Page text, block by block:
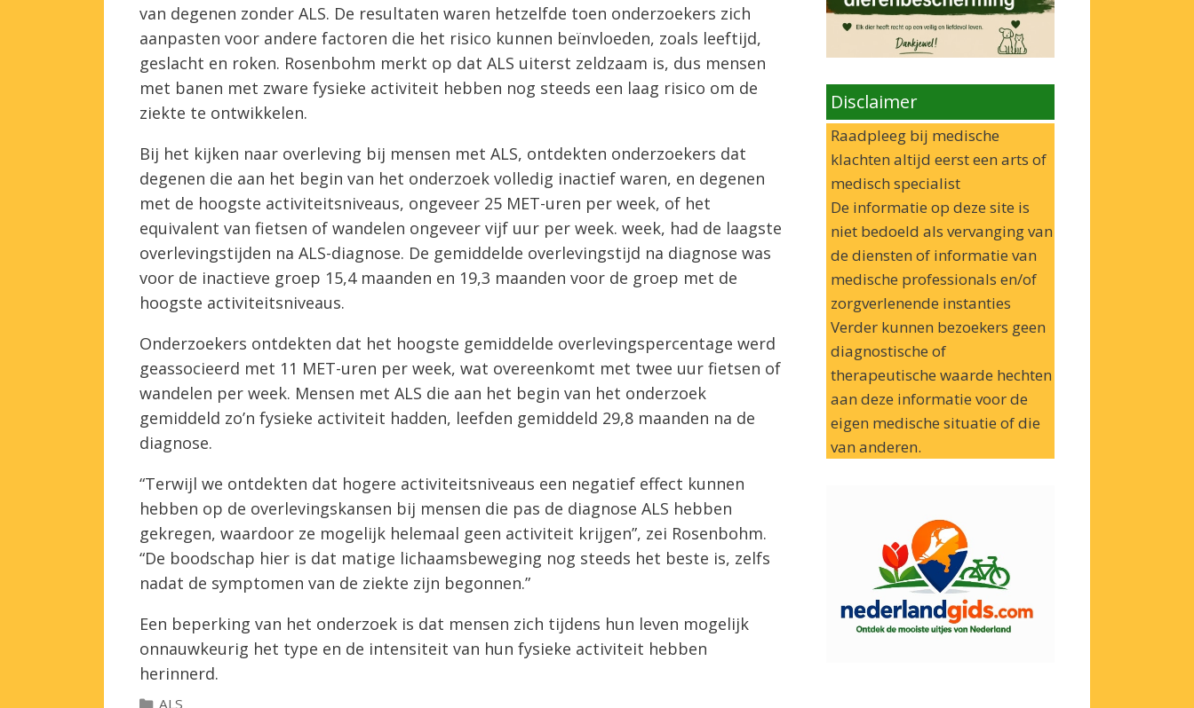
van degenen zonder ALS. De resultaten waren hetzelfde toen onderzoekers zich
aanpasten voor andere factoren die het risico kunnen beïnvloeden, zoals leeftijd,
geslacht en roken. Rosenbohm merkt op dat ALS uiterst zeldzaam is, dus mensen
met banen met zware fysieke activiteit hebben nog steeds een laag risico om de
ziekte te ontwikkelen.
Bij het kijken naar overleving bij mensen met ALS, ontdekten onderzoekers dat
degenen die aan het begin van het onderzoek volledig inactief waren, en degenen
met de hoogste activiteitsniveaus, ongeveer 25 MET-uren per week, of het
equivalent van fietsen of wandelen ongeveer vijf uur per week. week, had de laagste
overlevingstijden na ALS-diagnose. De gemiddelde overlevingstijd na diagnose was
voor de inactieve groep 15,4 maanden en 19,3 maanden voor de groep met de
hoogste activiteitsniveaus.
Onderzoekers ontdekten dat het hoogste gemiddelde overlevingspercentage werd
geassocieerd met 11 MET-uren per week, wat overeenkomt met twee uur fietsen of
wandelen per week. Mensen met ALS die aan het begin van het onderzoek
gemiddeld zo’n fysieke activiteit hadden, leefden gemiddeld 29,8 maanden na de
diagnose.
“Terwijl we ontdekten dat hogere activiteitsniveaus een negatief effect kunnen
hebben op de overlevingskansen bij mensen die pas de diagnose ALS hebben
gekregen, waardoor ze mogelijk helemaal geen activiteit krijgen”, zei Rosenbohm.
“De boodschap hier is dat matige lichaamsbeweging nog steeds het beste is, zelfs
nadat de symptomen van de ziekte zijn begonnen.”
Een beperking van het onderzoek is dat mensen zich tijdens hun leven mogelijk
onnauwkeurig het type en de intensiteit van hun fysieke activiteit hebben
herinnerd.
Categorieën
ALS
Disclaimer
Raadpleeg bij medische
klachten altijd eerst een arts of
medisch specialist
De informatie op deze site is
niet bedoeld als vervanging van
de diensten of informatie van
medische professionals en/of
zorgverlenende instanties
Verder kunnen bezoekers geen
diagnostische of
therapeutische waarde hechten
aan deze informatie voor de
eigen medische situatie of die
van anderen.